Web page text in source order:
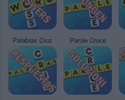
Palabras Cruz Parole Croce